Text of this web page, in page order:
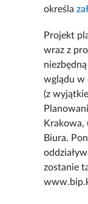
określa
Projekt
wraz z
wglądu w
(z
Krakowa,
Biura.
zostanie